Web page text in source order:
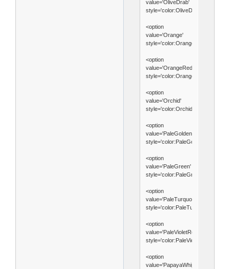
value='OliveDrab'
<option
value='Orange'
style='color:Orange'>Orange</
<option
value='OrangeRed'
<option
value='Orchid'
style='color:Orchid'>Orchid</
<option
value='PaleGoldenrod'
<option
value='PaleGreen'
<option
value='PaleTurquoise'
<option
value='PaleVioletRed'
<option
value='PapayaWhip'